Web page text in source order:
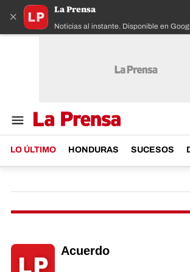
×
La Prensa
Noticias al instante. Disponible en
LO ÚLTIMO HONDURAS SUCESOS
Acuerdo